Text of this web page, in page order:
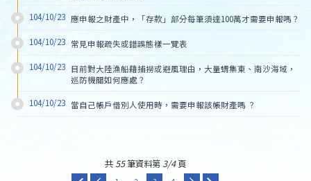
104/10/23 應申報之財產中，「存款」部分每筆須達100萬才需要申報嗎？
104/10/23 常見申報疏失或錯誤態樣一覽表
104/10/23 目前對大陸漁船藉捕撈或避風理由，大量蝟集東、南沙海域，
巡防機關如何應處？
104/10/23 當自己帳戶借別人使用時，需要申報該帳財產嗎 ？
共 55筆資料第 3/4頁